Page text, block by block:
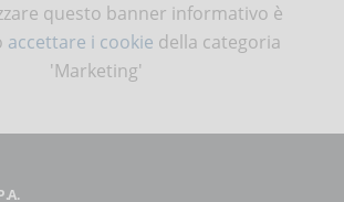
questo banner informativo è
accettare i cookie della categoria
'Marketing'